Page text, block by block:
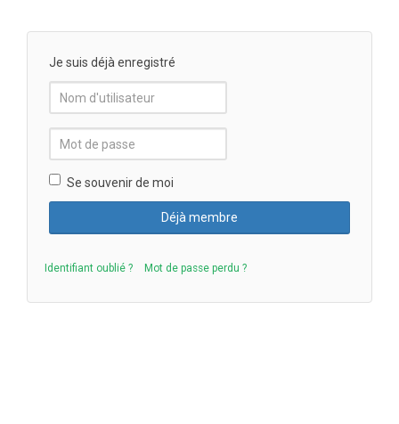
Je suis déjà enregistré
Se souvenir de moi
Identifiant oublié ? Mot de passe perdu ?